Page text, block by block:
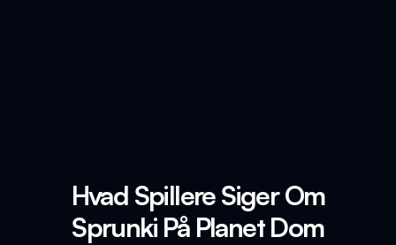
Hvad Spillere Siger Om
Sprunki På Planet Dom